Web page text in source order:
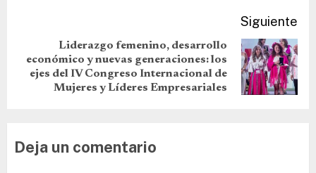
Siguiente
Liderazgo femenino, desarrollo
económico y nuevas generaciones: los
ejes del IV Congreso Internacional de
Mujeres y Líderes Empresariales
Deja un comentario